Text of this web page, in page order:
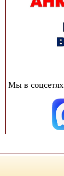
Мы в соцсетях